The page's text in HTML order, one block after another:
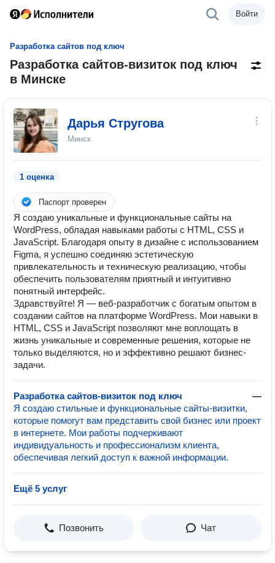
Войти
Разработка сайтов под ключ
Разработка сайтов-визиток под ключ
в Минске
Дарья Стругова
Минск
1 оценка
Паспорт проверен
Я создаю уникальные и функциональные сайты на
WordPress, обладая навыками работы с HTML, CSS и
JavaScript. Благодаря опыту в дизайне с использованием
Figma, я успешно соединяю эстетическую
привлекательность и техническую реализацию, чтобы
обеспечить пользователям приятный и интуитивно
понятный интерфейс.
Здравствуйте! Я — веб-разработчик с богатым опытом в
создании сайтов на платформе WordPress. Мои навыки в
HTML, CSS и JavaScript позволяют мне воплощать в
жизнь уникальные и современные решения, которые не
только выделяются, но и эффективно решают бизнес-
задачи.
Разработка сайтов-визиток под ключ
—
Я создаю стильные и функциональные сайты-визитки,
которые помогут вам представить свой бизнес или проект
в интернете. Мои работы подчеркивают
индивидуальность и профессионализм клиента,
обеспечивая легкий доступ к важной информации.
Ещё 5 услуг
Позвонить Чат